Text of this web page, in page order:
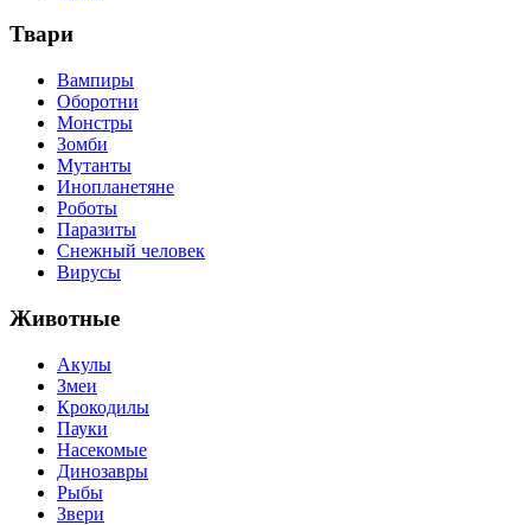
Твари
Вампиры
Оборотни
Монстры
Зомби
Мутанты
Инопланетяне
Роботы
Паразиты
Снежный человек
Вирусы
Животные
Акулы
Змеи
Крокодилы
Пауки
Насекомые
Динозавры
Рыбы
Звери